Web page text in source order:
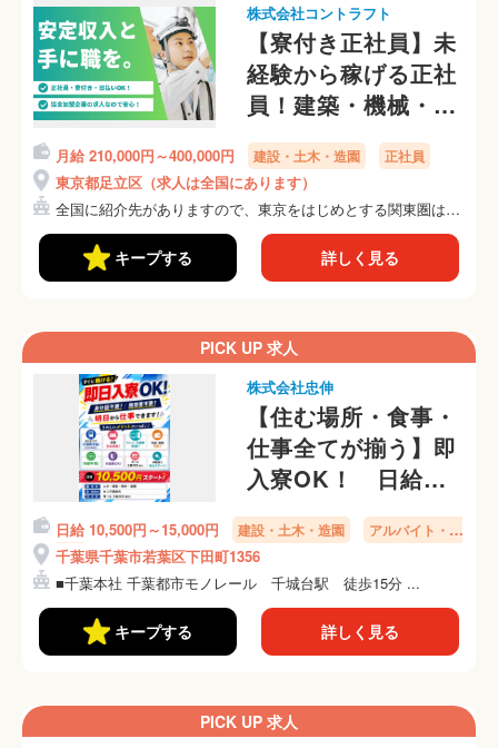
株式会社コントラフト
【寮付き正社員】未
経験から稼げる正社
員！建築・機械・保
守・施工管理など希
望に合う仕事を紹介
します！
月給 210,000円～400,000円 建設・土木・造園 正社員
東京都足立区（求人は全国にあります）
全国に紹介先がありますので、東京をはじめとする関東圏はも
ちろ...
キープする 詳しく見る
PICK UP 求人
株式会社忠伸
【住む場所・食事・
仕事全てが揃う】即
入寮OK！ 日給
10,500円～ 身分証
無し・未経験者歓迎
日給 10,500円～15,000円 建設・土木・造園
アルバイト・パ
ート
千葉県千葉市若葉区下田町1356
■千葉本社 千葉都市モノレール 千城台駅 徒歩15分 ...
キープする 詳しく見る
PICK UP 求人